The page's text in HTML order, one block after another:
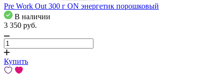
Pre Work Out 300 г ON энергетик порошковый
В наличии
3 350 pуб.
Купить